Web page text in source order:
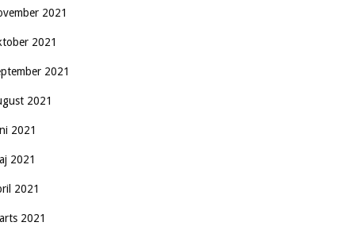
2021
2021
2021
2021
2021
2021
2021
2021